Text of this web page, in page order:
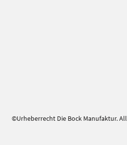
©Urheberrecht Die Bock Manufaktur.